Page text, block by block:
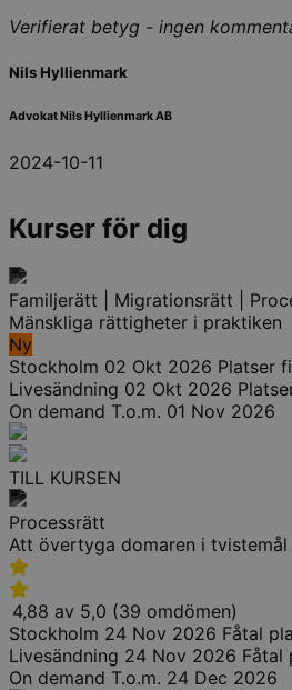
Verifierat betyg - ingen
Nils Hyllienmark
Advokat Nils Hyllienmark AB
2024-10-11
Kurser för dig
Familjerätt | Migrationsrätt |
Mänskliga rättigheter i praktiken
Ny
Stockholm 02 Okt 2026 Platser
Livesändning 02 Okt 2026
On demand T.o.m. 01 Nov 2026
TILL KURSEN
Processrätt
Att övertyga domaren i tvistemål
4,88 av 5,0 (39 omdömen)
Stockholm 24 Nov 2026 Fåtal
Livesändning 24 Nov 2026 Fåtal
On demand T.o.m. 24 Dec 2026